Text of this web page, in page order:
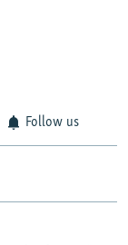
Follow us